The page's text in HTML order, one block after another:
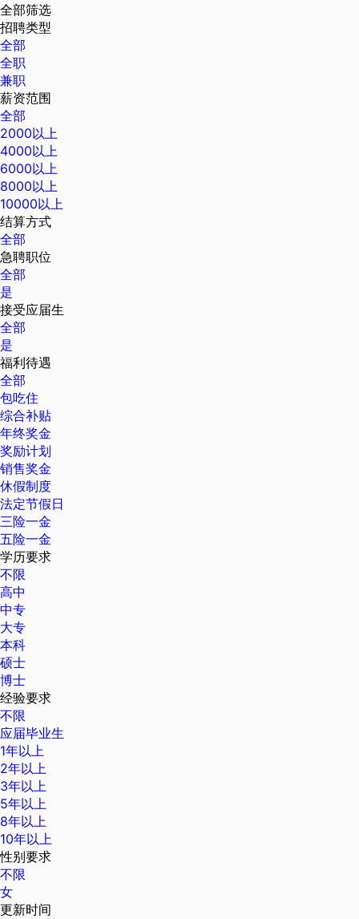
全部筛选
招聘类型
全部
全职
兼职
薪资范围
全部
2000以上
4000以上
6000以上
8000以上
10000以上
结算方式
全部
急聘职位
全部
是
接受应届生
全部
是
福利待遇
全部
包吃住
综合补贴
年终奖金
奖励计划
销售奖金
休假制度
法定节假日
三险一金
五险一金
学历要求
不限
高中
中专
大专
本科
硕士
博士
经验要求
不限
应届毕业生
1年以上
2年以上
3年以上
5年以上
8年以上
10年以上
性别要求
不限
女
更新时间